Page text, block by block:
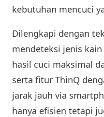
kebutuhan mencuci
Dilengkapi dengan
mendeteksi jenis
hasil cuci maksimal
serta fitur ThinQ
jarak jauh via
hanya efisien tetapi